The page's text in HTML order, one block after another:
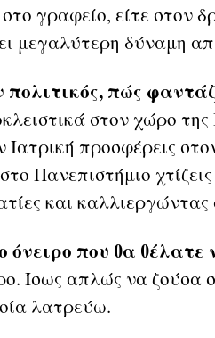
στο γραφείο, είτε
μεγαλύτερη δύναμη
πώς
στον χώρο της
Ιατρική προσφέρεις
Πανεπιστήμιο
και καλλιεργώντας
που θα θέλατε
Ίσως απλώς να ζούσα
λατρεύω.